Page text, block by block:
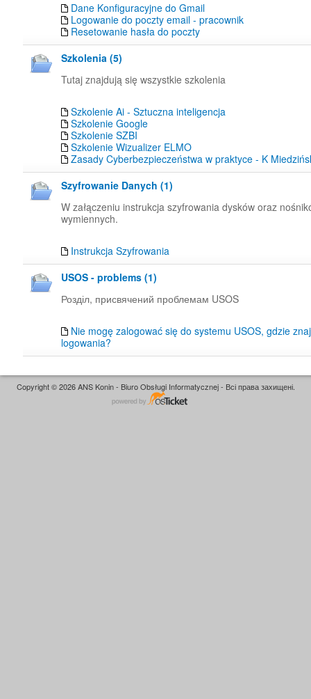
Dane Konfiguracyjne do Gmail
Logowanie do poczty email - pracownik
Resetowanie hasła do poczty
Szkolenia (5)
Tutaj znajdują się wszystkie szkolenia
Szkolenie Ai - Sztuczna inteligencja
Szkolenie Google
Szkolenie SZBI
Szkolenie Wizualizer ELMO
Zasady Cyberbezpieczeństwa w praktyce - K
Szyfrowanie Danych (1)
W załączeniu instrukcja szyfrowania dysków oraz
wymiennych.
Instrukcja Szyfrowania
USOS - problems (1)
Розділ, присвячений проблемам USOS
Nie mogę zalogować się do systemu USOS, gdzie
logowania?
Copyright © 2026 ANS Konin - Biuro Obsługi Informatycznej - Всі права захищені.